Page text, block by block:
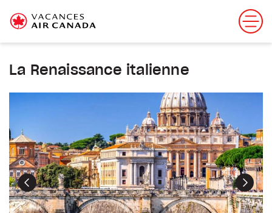
La Renaissance italienne
Précédent